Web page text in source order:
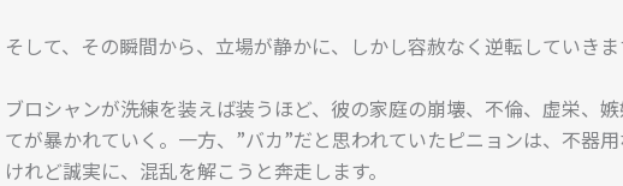
そして、その瞬間から、立場が静かに、しかし容赦なく逆転していきま
ブロシャンが洗練を装えば装うほど、彼の家庭の崩壊、不倫、虚栄、
てが暴かれていく。一方、”バカ”だと思われていたピニョンは、不器
けれど誠実に、混乱を解こうと奔走します。